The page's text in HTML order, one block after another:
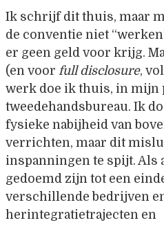
Ik schrijf dit thuis, maar
de conventie niet
er geen geld voor krijg.
(en voor full disclosure,
werk doe ik thuis, in mijn
tweedehandsbureau. Ik
fysieke nabijheid van
verrichten, maar dit
inspanningen te spijt. Als
gedoemd zijn tot een
verschillende bedrijven
herintegratietrajecten en